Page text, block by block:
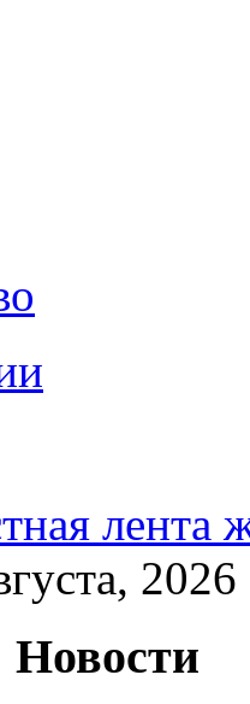
лента
2026
Новости